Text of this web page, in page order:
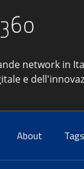
network in
e
About Tags